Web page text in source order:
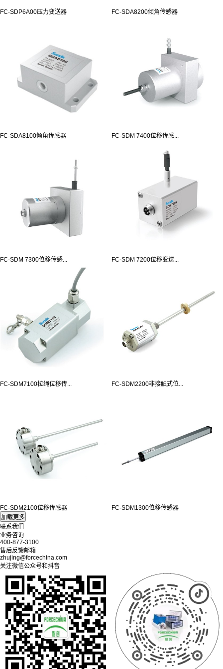
FC-SDP6A00压力变送器 FC-SDA8200倾角传感器
FC-SDA8100倾角传感器 FC-SDM 7400位移传感...
FC-SDM 7300位移传感... FC-SDM 7200位移变送...
FC-SDM7100拉绳位移传... FC-SDM2200非接触式位...
FC-SDM2100位移传感器 FC-SDM1300位移传感器
联系我们
业务咨询
400-877-3100
售后反馈邮箱
zhujing@forcechina.com
关注微信公众号和抖音